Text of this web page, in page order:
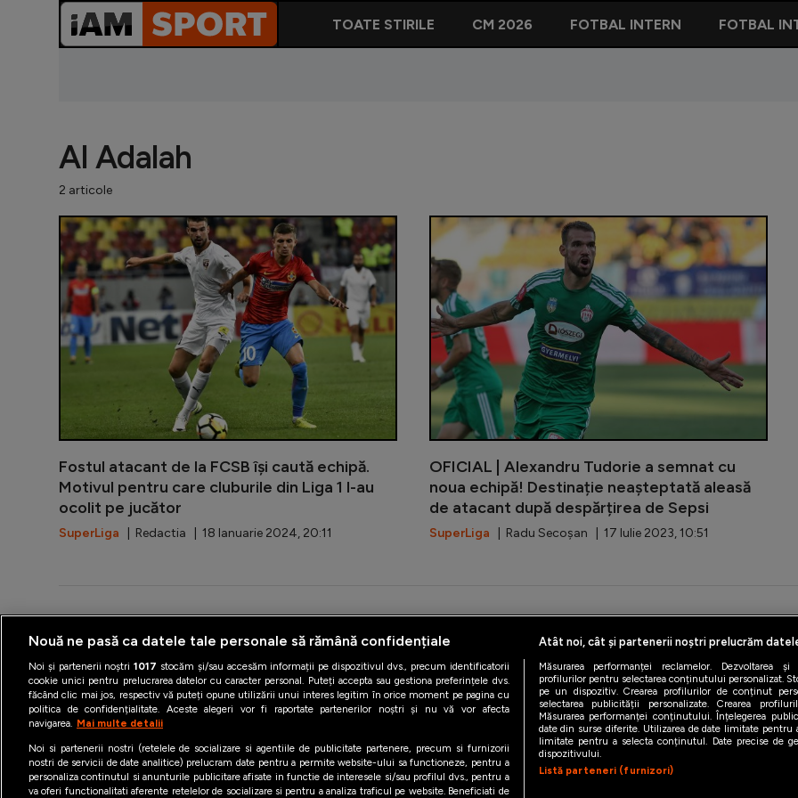
TOATE STIRILE CM 2026 FOTBAL INTERN FOTBAL
Al Adalah
2 articole
Fostul atacant de la FCSB își caută echipă.
Motivul pentru care cluburile din Liga 1 l-au
ocolit pe jucător
SuperLiga | Redactia | 18 Ianuarie 2024, 20:11
Fostul
OFICIAL | Alexandru Tudorie a semnat cu
noua echipă! Destinație neașteptată aleasă
de atacant după despărțirea de Sepsi
SuperLiga | Radu Secoșan | 17 Iulie 2023, 10:51
Termeni şi condiţii Politica de confidentialitate Politica de utilizare Cookies Cine suntem
Nouă ne pasă ca datele tale personale să rămână confidențiale
Noi și partenerii noștri1017 stocăm și/sau accesăm informații pe dispozitivul dvs., precum identificatorii
cookie unici pentru prelucrarea datelor cu caracter personal. Puteți accepta sau gestiona preferințele dvs.
făcând clic mai jos, respectiv vă puteți opune utilizării unui interes legitim în orice moment pe pagina cu
politica de confidențialitate. Aceste alegeri vor fi raportate partenerilor noștri și nu vă vor afecta
navigarea. Mai multe detalii
Noi si partenerii nostri (retelele de socializare si agentiile de publicitate partenere, precum si furnizorii
nostri de servicii de date analitice) prelucram date pentru a permite website-ului sa functioneze, pentru a
personaliza continutul si anunturile publicitare afisate in functie de interesele si/sau profilul dvs., pentru a
va oferi functionalitati aferente retelelor de socializare si pentru a analiza traficul pe website. Beneficiati de
Atât noi, cât și partenerii noștri prelucrăm
Măsurarea performanței reclamelor. Dezvoltarea
profilurilor pentru selectarea conținutului personalizat.
pe un dispozitiv. Crearea profilurilor de conținut
selectarea publicității personalizate. Crearea
Măsurarea performanței conținutului. Înțelegerea
date din surse diferite. Utilizarea de date limitate pentru
limitate pentru a selecta conținutul. Date precise de
dispozitivului.
Listă parteneri (furnizori)